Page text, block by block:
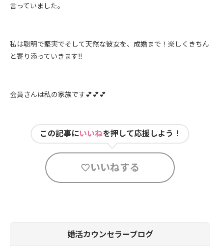
言っていました。
私は聡明で堅実でそして天然な彼女を、成婚まで！楽しくきちん
と寄り添っていきます‼️
会員さんは私の家族です💕💕💕
この記事にいいねを押して応援しよう！
いいねする
婚活カウンセラーブログ